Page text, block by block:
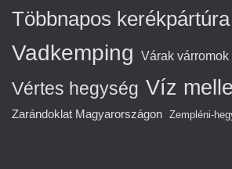
Többnapos kerékpártúra
Vadkemping Várak várromok
Vértes hegység Víz
Zarándoklat Magyarországon Zempléni-